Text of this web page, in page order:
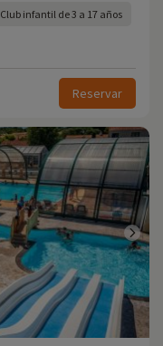
Club infantil de 3 a 17 años
Reservar